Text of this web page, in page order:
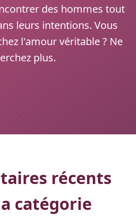
des hommes tout
leurs intentions. Vous
l'amour véritable ? Ne
plus.
récents
catégorie